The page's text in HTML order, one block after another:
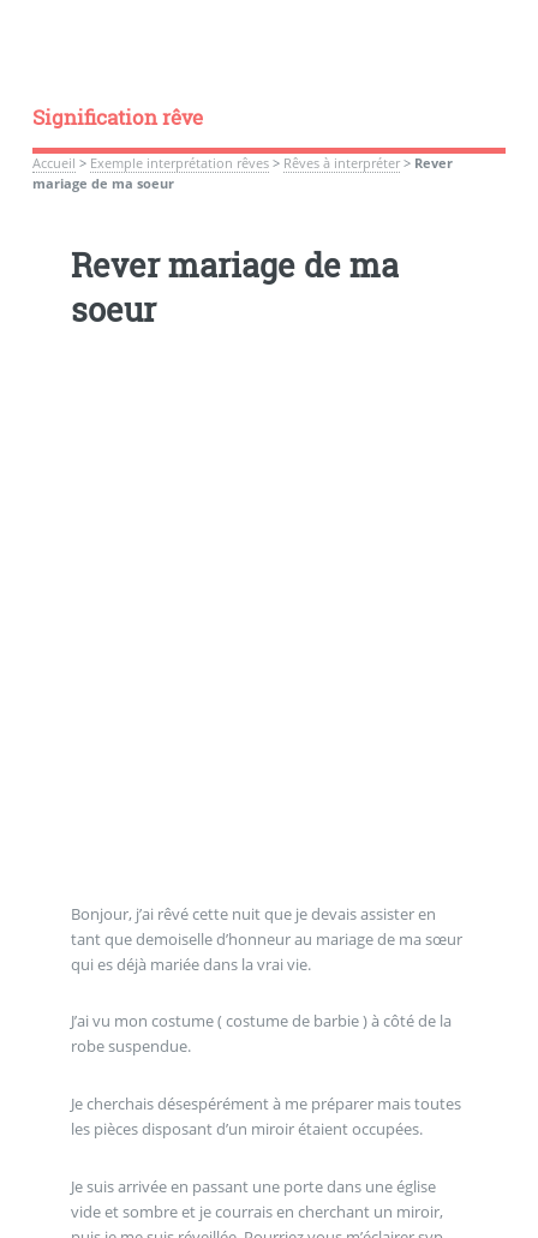
Signification rêve
Accueil > Exemple interprétation rêves> Rêves à interpréter> Rever
mariage de ma soeur
Rever mariage de ma
soeur
Bonjour, j’ai rêvé cette nuit que je devais assister en
tant que demoiselle d’honneur au mariage de ma sœur
qui es déjà mariée dans la vrai vie.
J’ai vu mon costume ( costume de barbie ) à côté de la
robe suspendue.
Je cherchais désespérément à me préparer mais toutes
les pièces disposant d’un miroir étaient occupées.
Je suis arrivée en passant une porte dans une église
vide et sombre et je courrais en cherchant un miroir,